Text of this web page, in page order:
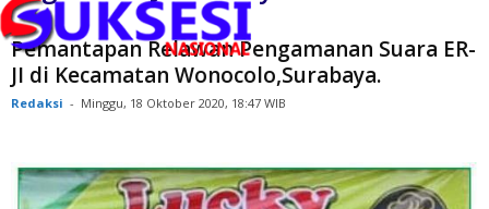
a
s Pemantapan Relawan Pengamanan Suara ER-
JI di Kecamatan Wonocolo,Surabaya.
Redaksi - Minggu, 18 Oktober 2020, 18:47 WIB